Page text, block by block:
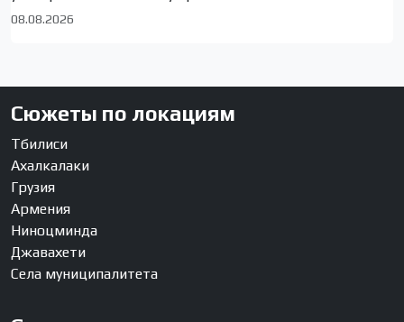
08.08.2026
Сюжеты по локациям
Тбилиси
Ахалкалаки
Грузия
Армения
Ниноцминда
Джавахети
Села муниципалитета